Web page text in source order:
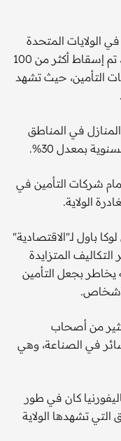
الولايات المتحدة
على حافة أزمة مالية كبيرة، فمنذ 2019، تم إسقاط أكثر من 100
التأمين، حيث تشهد
في المناطق
بمعدل 30%.
شركات التأمين في
الولاية.
باول لـ"الاقتصادية"
المتزايدة
يخاطر بجعل التأمين
من أصحاب
في الصناعة، وهي
كان في طور
تشهدها الولاية